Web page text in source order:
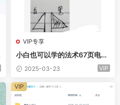
VIP专享
小白也可以学的法术67页电子
版 2025-03-23 VIP
VIP